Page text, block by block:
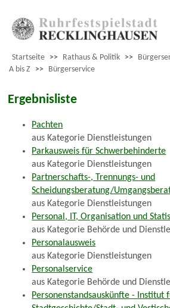
Startseite >> Rathaus & Politik >>
A bis Z >> Bürgerservice
Ergebnisliste
Pachten
aus Kategorie Dienstleistungen
Parkausweis für Schwerbehinderte
aus Kategorie Dienstleistungen
Partnerschafts-, Trennungs- und
Scheidungsberatung/
aus Kategorie Dienstleistungen
Personal, IT, Organisation und
aus Kategorie Behörde und
Personalausweis
aus Kategorie Dienstleistungen
Personalservice
aus Kategorie Behörde und
Personenstandsauskünfte - Institut